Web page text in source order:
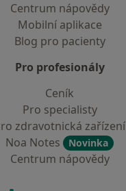
Centrum nápovědy
Mobilní aplikace
Blog pro pacienty
Pro profesionály
Ceník
Pro specialisty
zdravotnická zařízení
Noa Notes
Novinka
Centrum nápovědy